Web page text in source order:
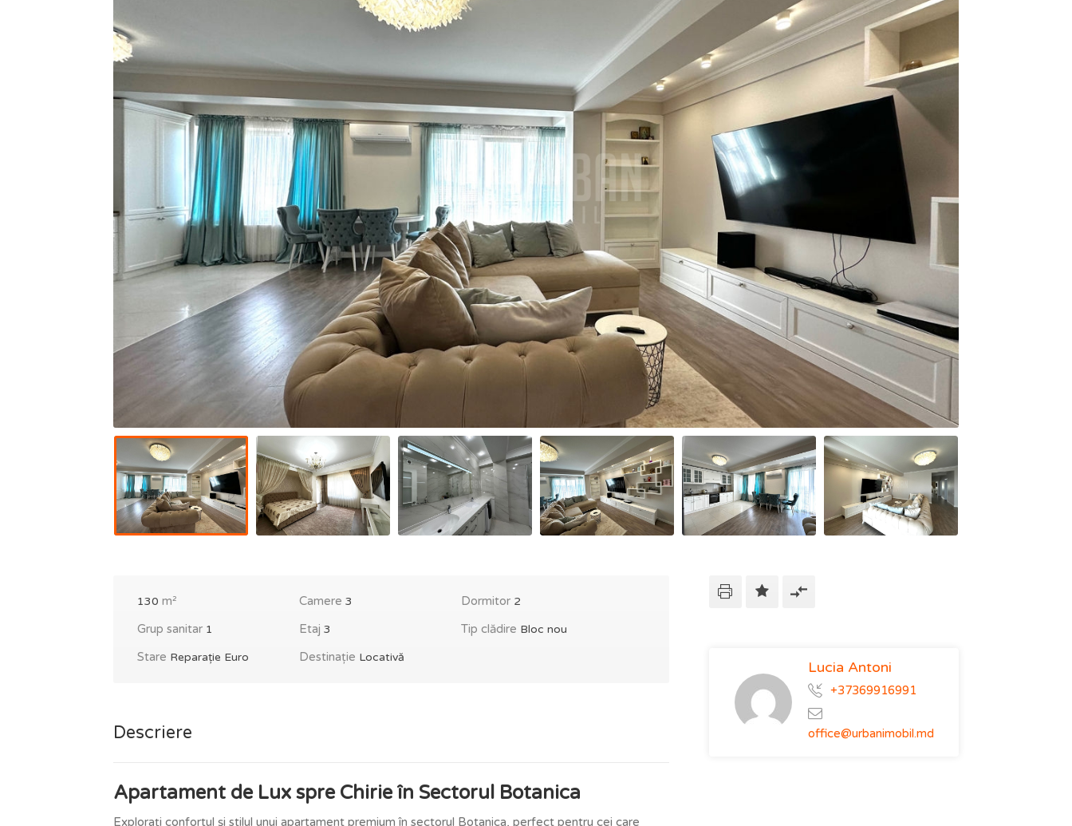
130 m² Camere3 Dormitor 2
Grup sanitar 1 Etaj3 Tip clădire Bloc nou
Stare Reparație Euro Destinație Locativă
Descriere
Apartament de Lux spre Chirie în Sectorul Botanica
Explorați confortul și stilul unui apartament premium în sectorul Botanica, perfect pentru cei care
Lucia Antoni
+37369916991
office@urbanimobil.md